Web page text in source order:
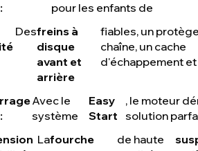
pour les enfants de
Desfreins à
disque
avant et
arrière
fiables, un
chaîne, un cache
d'échappement et
Avec le
système
Easy
Start
, le moteur
solution
Lafourche
de haute